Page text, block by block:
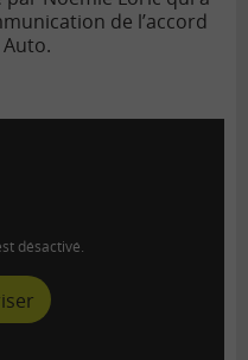
de l’accord
désactivé.